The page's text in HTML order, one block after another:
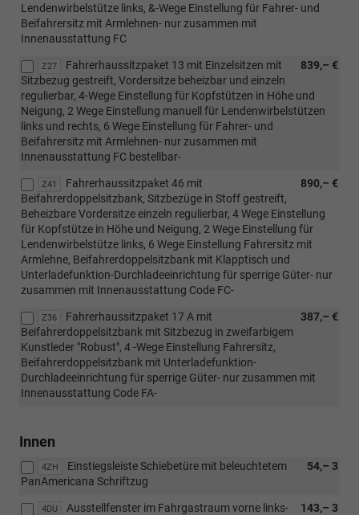
Lendenwirbelstütze links, &-Wege Einstellung für Fahrer- und
Beifahrersitz mit Armlehnen- nur zusammen mit
Innenausstattung FC
Z27 839,– €
Fahrerhaussitzpaket 13 mit Einzelsitzen mit
Sitzbezug gestreift, Vordersitze beheizbar und einzeln
regulierbar, 4-Wege Einstellung für Kopfstützen in Höhe und
Neigung, 2 Wege Einstellung manuell für Lendenwirbelstützen
links und rechts, 6 Wege Einstellung für Fahrer- und
Beifahrersitz mit Armlehnen- nur zusammen mit
Innenausstattung FC bestellbar-
Z41 890,– €
Fahrerhaussitzpaket 46 mit
Beifahrerdoppelsitzbank, Sitzbezüge in Stoff gestreift,
Beheizbare Vordersitze einzeln regulierbar, 4 Wege Einstellung
für Kopfstütze in Höhe und Neigung, 2 Wege Einstellung für
Lendenwirbelstütze links, 6 Wege Einstellung Fahrersitz mit
Armlehne, Beifahrerdoppelsitzbank mit Klapptisch und
Unterladefunktion-Durchladeeinrichtung für sperrige Güter- nur
zusammen mit Innenausstattung Code FC-
Z36 387,– €
Fahrerhaussitzpaket 17 A mit
Beifahrerdoppelsitzbank mit Sitzbezug in zweifarbigem
Kunstleder "Robust", 4 -Wege Einstellung Fahrersitz,
Beifahrerdoppelsitzbank mit Unterladefunktion-
Durchladeeinrichtung für sperrige Güter- nur zusammen mit
Innenausstattung Code FA-
Innen
4ZH 54,– 3
Einstiegsleiste Schiebetüre mit beleuchtetem
PanAmericana Schriftzug
4DU 143,– 3
Ausstellfenster im Fahrgastraum vorne links-